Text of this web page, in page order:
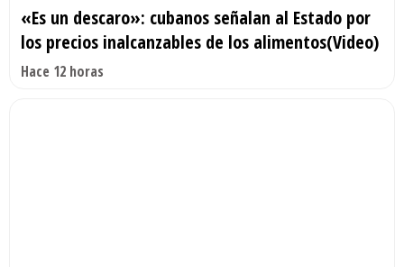
«Es un descaro»: cubanos señalan al Estado por
los precios inalcanzables de los alimentos(Video)
Hace 12 horas